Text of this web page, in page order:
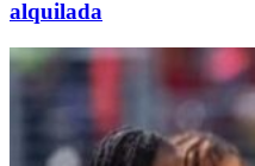
alquilada